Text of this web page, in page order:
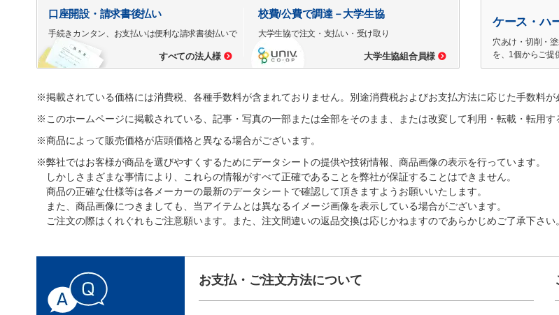
口座開設・請求書後払い
手続きカンタン、お支払いは便利な請求書後払いで
すべての法人様
校費/公費で調達－大学生協
大学生協で注文・支払い・受け取り
大学生協組合員様
ケース・ハ
穴あけ・切削・
を、1個からご提
※掲載されている価格には消費税、各種手数料が含まれておりません。別途消費税およびお支払方法に応じた手数料が
※このホームページに掲載されている、記事・写真の一部または全部をそのまま、または改変して利用・転載・転用す
※商品によって販売価格が店頭価格と異なる場合がございます。
※弊社ではお客様が商品を選びやすくするためにデータシートの提供や技術情報、商品画像の表示を行っています。
しかしさまざまな事情により、これらの情報がすべて正確であることを弊社が保証することはできません。
商品の正確な仕様等は各メーカーの最新のデータシートで確認して頂きますようお願いいたします。
また、商品画像につきましても、当アイテムとは異なるイメージ画像を表示している場合がございます。
ご注文の際はくれぐれもご注意願います。また、注文間違いの返品交換は応じかねますのであらかじめご了承下さい。
お支払・ご注文方法について